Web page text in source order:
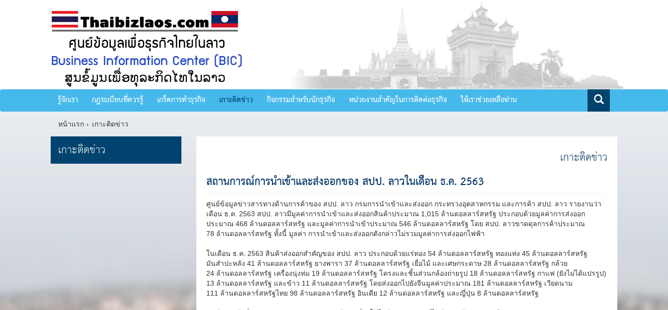
รู้จักเรา กฎระเบียบที่ควรรู้ เกร็ดการทำธุรกิจ เกาะติดข่าว กิจกรรมสำหรับนักธุรกิจ หน่วยงานสำคัญในการติดต่อธุรกิจ ให้เราช่วยเหลือท่าน
หน้าแรก เกาะติดข่าว
เกาะติดข่าว เกาะติดข่าว
สถานการณ์การนำเข้าและส่งออกของ สปป. ลาวในเดือน ธ.ค. 2563
ศูนย์ข้อมูลข่าวสารทางด้านการค้าของ สปป. ลาว กรมการนำเข้าและส่งออก กระทรวงอุตสาหกรรม และการค้า สปป. ลาว รายงานว่า
เดือน ธ.ค. 2563 สปป. ลาวมีมูลค่าการนำเข้าและส่งออกสินค้าประมาณ 1,015 ล้านดอลลาร์สหรัฐ ประกอบด้วยมูลค่าการส่งออก
ประมาณ 468 ล้านดอลลาร์สหรัฐ และมูลค่าการนำเข้าประมาณ 546 ล้านดอลลาร์สหรัฐ โดย สปป. ลาวขาดดุลการค้าประมาณ
78 ล้านดอลลาร์สหรัฐ ทั้งนี้ มูลค่า การนำเข้าและส่งออกดังกล่าวไม่รวมมูลค่าการส่งออกไฟฟ้า
ในเดือน ธ.ค. 2563 สินค้าส่งออกสำคัญของ สปป. ลาว ประกอบด้วยแร่ทอง 54 ล้านดอลลาร์สหรัฐ ทองแท่ง 45 ล้านดอลลาร์สหรัฐ
มันสำปะหลัง 41 ล้านดอลลาร์สหรัฐ ยางพารา 37 ล้านดอลลาร์สหรัฐ เยื่อไม้ และเศษกระดาษ 28 ล้านดอลลาร์สหรัฐ กล้วย
24 ล้านดอลลาร์สหรัฐ เครื่องนุ่งห่ม 19 ล้านดอลลาร์สหรัฐ โครงและชิ้นส่วนกล้องถ่ายรูป 18 ล้านดอลลาร์สหรัฐ กาแฟ (ยังไม่ได้แปรรูป)
13 ล้านดอลลาร์สหรัฐ และข้าว 11 ล้านดอลลาร์สหรัฐ โดยส่งออกไปยังจีนมูลค่าประมาณ 181 ล้านดอลลาร์สหรัฐ เวียดนาม
111 ล้านดอลลาร์สหรัฐไทย 98 ล้านดอลลาร์สหรัฐ อินเดีย 12 ล้านดอลลาร์สหรัฐ และญี่ปุ่น 8 ล้านดอลลาร์สหรัฐ